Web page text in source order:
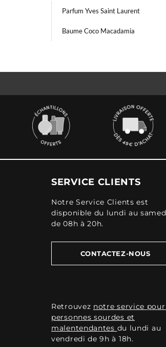
Parfum Yves Saint Laurent
Baume Coco Macadamia
SERVICE CLIENTS
Notre Service Clients est
disponible du lundi au
de 08h à 20h.
CONTACTEZ-NOUS
Retrouvez notre service
personnes sourdes et
malentendantes du lundi au
vendredi de 9h à 18h.